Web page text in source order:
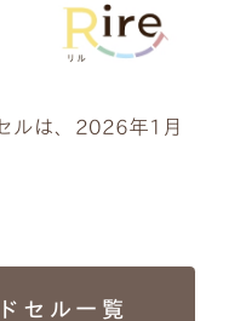
ルは、2026年1月
セル一覧